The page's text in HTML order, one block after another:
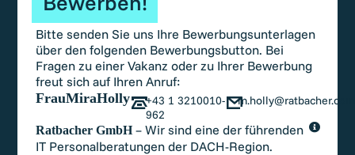
Bitte senden Sie uns Ihre Bewerbungsunterlagen
über den folgenden Bewerbungsbutton. Bei
Fragen zu einer Vakanz oder zu Ihrer Bewerbung
freut sich auf Ihren Anruf:
FrauMiraHolly
+43 1 3210010-
962
m.holly@ratbacher.com
Ratbacher GmbH– Wir sind eine der führenden
IT Personalberatungen der DACH-Region.